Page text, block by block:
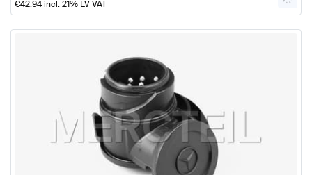
€42.94incl. 21% LV VAT